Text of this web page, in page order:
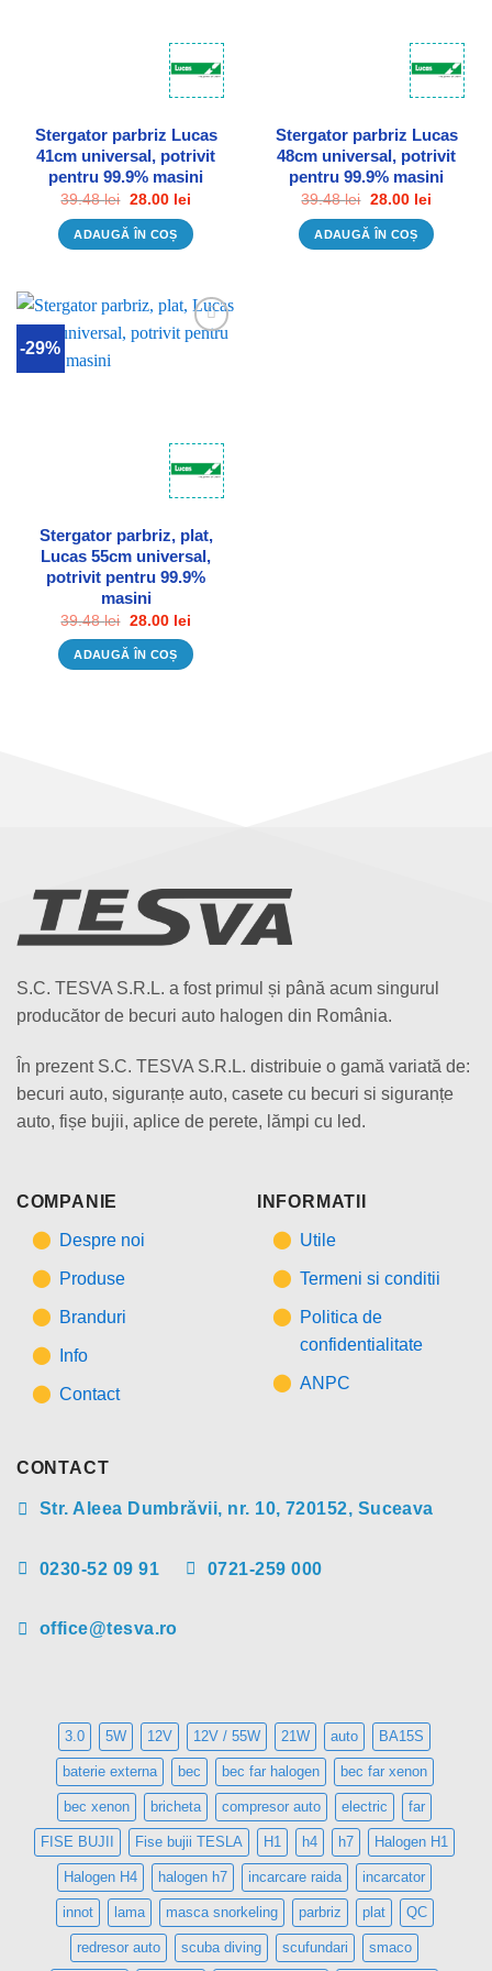
Stergator parbriz Lucas
41cm universal, potrivit
pentru 99.9% masini
39.48lei Prețul
a
fost:
39.48 lei.
28.00 leiPrețul
este:
28.00 lei.
ADAUGĂ ÎN COȘ
Stergator parbriz Lucas
48cm universal, potrivit
pentru 99.9% masini
39.48lei Prețul
a
fost:
39.48 lei.
28.00 leiPrețul
este:
28.00
ADAUGĂ ÎN COȘ
-29%
Adauga in Wishlist
Stergator parbriz, plat,
Lucas 55cm universal,
potrivit pentru 99.9%
masini
39.48lei Prețul
a
fost:
28.00 leiPrețul
este:
28.00 lei.
ADAUGĂ ÎN COȘ
S.C. TESVA S.R.L. a fost primul și până acum singurul
producător de becuri auto halogen din România.
În prezent S.C. TESVA S.R.L. distribuie o gamă variată de:
becuri auto, siguranțe auto, casete cu becuri si siguranțe
auto, fișe bujii, aplice de perete, lămpi cu led.
COMPANIE
Despre noi
Produse
Branduri
Info
Contact
INFORMATII
Utile
Termeni si conditii
Politica de
confidentialitate
ANPC
CONTACT
Str. Aleea Dumbrăvii, nr. 10, 720152, Suceava
0230-52 09 91 0721-259 000
office@tesva.ro
3.0 5W 12V 12V / 55W 21W auto BA15S
baterie externa bec bec far halogen bec far xenon
bec xenon bricheta compresor auto electric far
FISE BUJII Fise bujii TESLA H1 h4 h7 Halogen H1
Halogen H4 halogen h7 incarcare raida incarcator
innot lama masca snorkeling parbriz plat QC
redresor auto scuba diving scufundari smaco